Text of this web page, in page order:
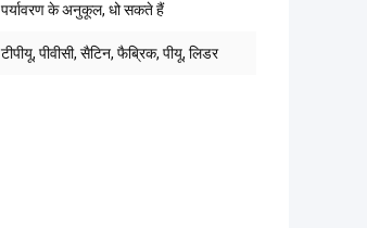
पर्यावरण के अनुकूल, धो सकते हैं
टीपीयू, पीवीसी, सैटिन, फैब्रिक, पीयू, लिडर